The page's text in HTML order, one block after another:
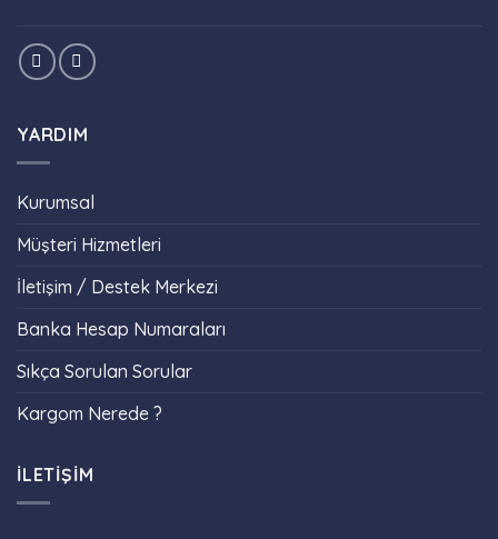
YARDIM
Kurumsal
Müşteri Hizmetleri
İletişim / Destek Merkezi
Banka Hesap Numaraları
Sıkça Sorulan Sorular
Kargom Nerede ?
İLETIŞIM